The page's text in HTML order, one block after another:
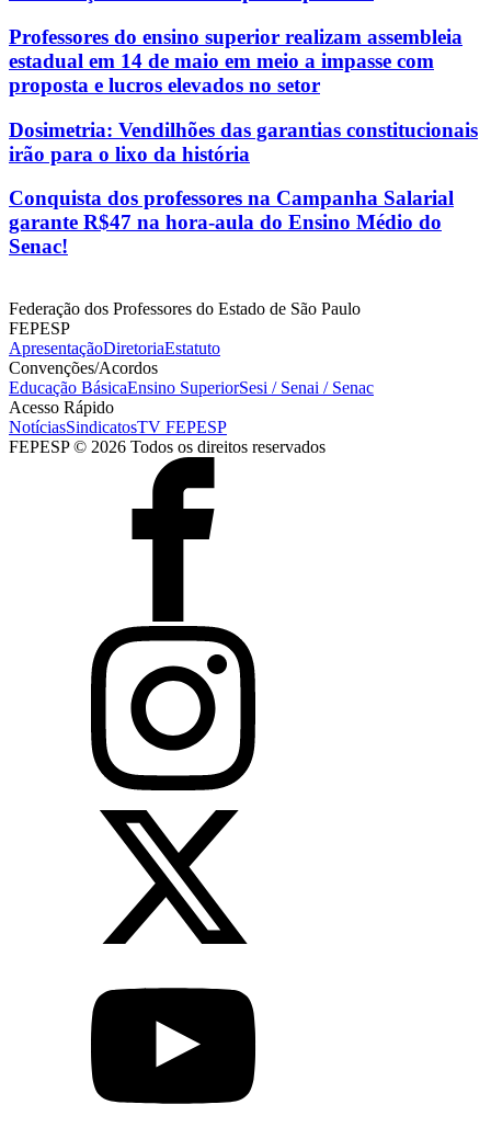
Professores do ensino superior realizam assembleia
estadual em 14 de maio em meio a impasse com
proposta e lucros elevados no setor
Dosimetria: Vendilhões das garantias constitucionais
irão para o lixo da história
Conquista dos professores na Campanha Salarial
garante R$47 na hora-aula do Ensino Médio do
Senac!
Federação dos Professores do Estado de São Paulo
FEPESP
ApresentaçãoDiretoriaEstatuto
Convenções/Acordos
Educação BásicaEnsino SuperiorSesi / Senai / Senac
Acesso Rápido
NotíciasSindicatosTV FEPESP
FEPESP © 2026 Todos os direitos reservados